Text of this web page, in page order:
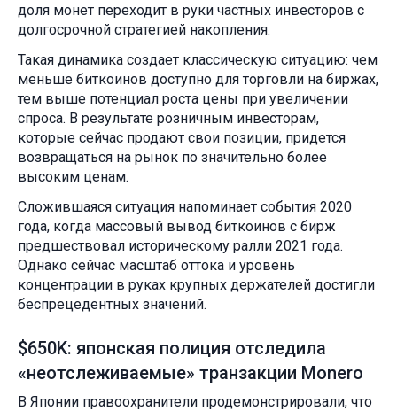
доля монет переходит в руки частных инвесторов с
долгосрочной стратегией накопления.
Такая динамика создает классическую ситуацию: чем
меньше биткоинов доступно для торговли на биржах,
тем выше потенциал роста цены при увеличении
спроса. В результате розничным инвесторам,
которые сейчас продают свои позиции, придется
возвращаться на рынок по значительно более
высоким ценам.
Сложившаяся ситуация напоминает события 2020
года, когда массовый вывод биткоинов с бирж
предшествовал историческому ралли 2021 года.
Однако сейчас масштаб оттока и уровень
концентрации в руках крупных держателей достигли
беспрецедентных значений.
$650K: японская полиция отследила
«неотслеживаемые» транзакции Monero
В Японии правоохранители продемонстрировали, что